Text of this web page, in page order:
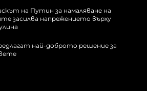
на Путин за намаляване на
засилва напрежението върху
най-доброто решение за